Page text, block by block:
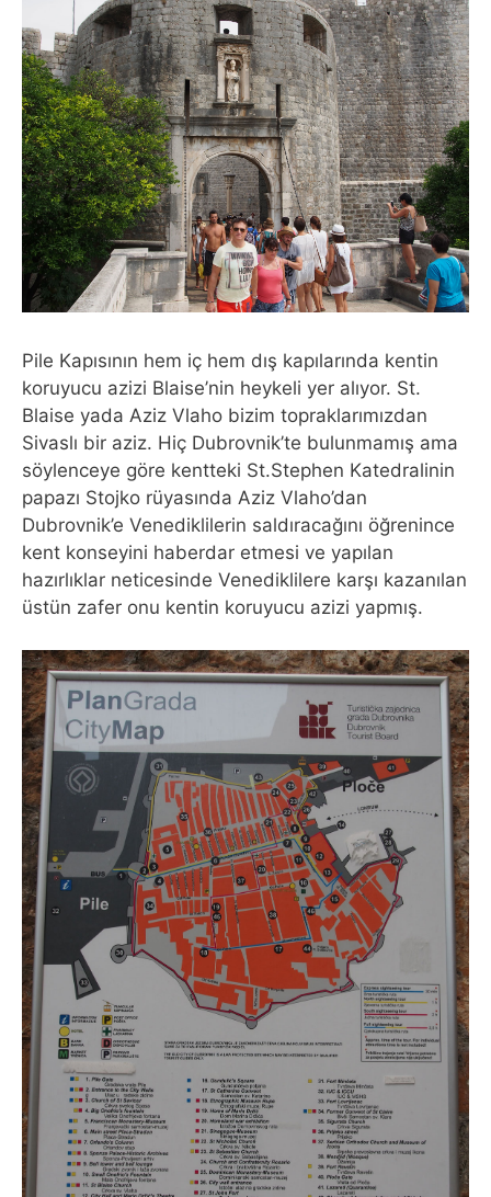
Pile Kapısının hem iç hem dış kapılarında kentin
koruyucu azizi Blaise’nin heykeli yer alıyor. St.
Blaise yada Aziz Vlaho bizim topraklarımızdan
Sivaslı bir aziz. Hiç Dubrovnik’te bulunmamış ama
söylenceye göre kentteki St.Stephen Katedralinin
papazı Stojko rüyasında Aziz Vlaho’dan
Dubrovnik’e Venediklilerin saldıracağını öğrenince
kent konseyini haberdar etmesi ve yapılan
hazırlıklar neticesinde Venediklilere karşı kazanılan
üstün zafer onu kentin koruyucu azizi yapmış.